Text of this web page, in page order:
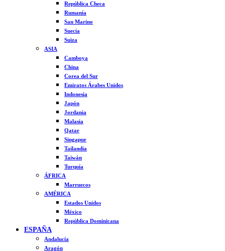
República Checa
Rumanía
San Marino
Suecia
Suiza
ASIA
Camboya
China
Corea del Sur
Emiratos Árabes Unidos
Indonesia
Japón
Jordania
Malasia
Qatar
Singapur
Tailandia
Taiwán
Turquía
ÁFRICA
Marruecos
AMÉRICA
Estados Unidos
México
República Dominicana
ESPAÑA
Andalucía
Aragón